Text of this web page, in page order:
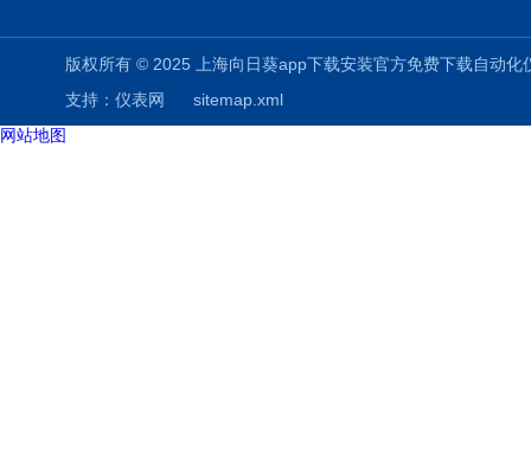
版权所有 © 2025 上海向日葵app下载安装官方免费下载自
支持： 仪表网
sitemap.xml
网站地图